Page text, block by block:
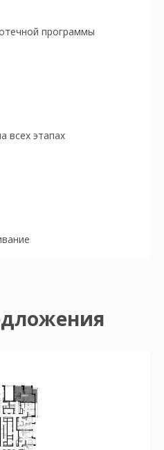
программы
всех этапах